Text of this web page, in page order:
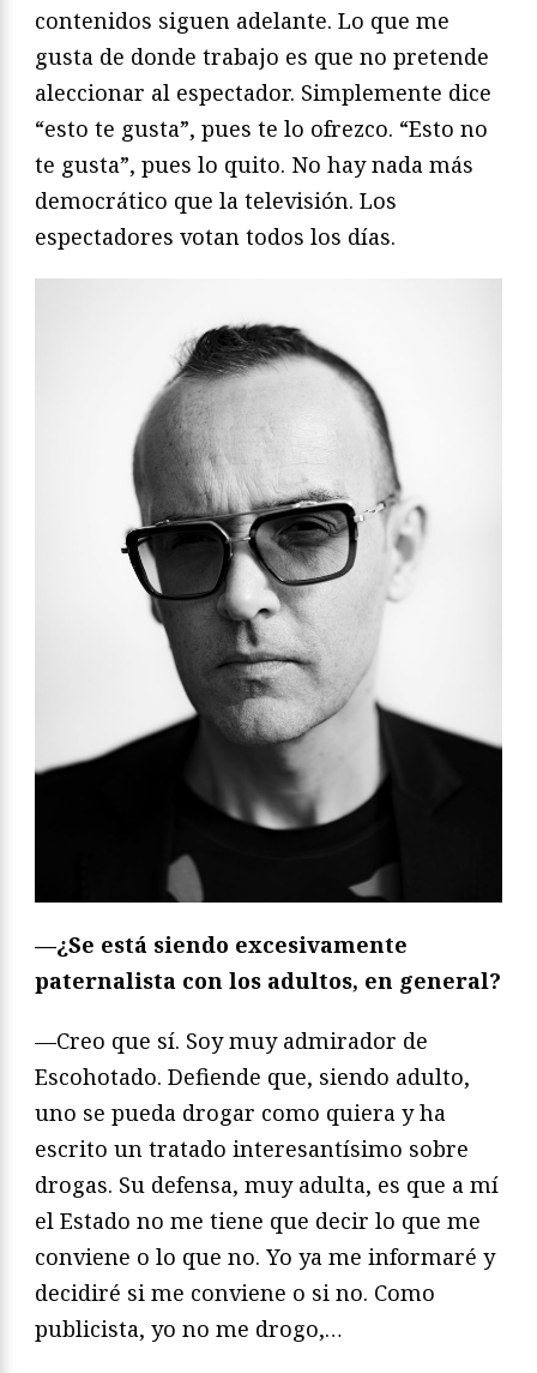
contenidos siguen adelante. Lo que me
gusta de donde trabajo es que no pretende
aleccionar al espectador. Simplemente dice
“esto te gusta”, pues te lo ofrezco. “Esto no
te gusta”, pues lo quito. No hay nada más
democrático que la televisión. Los
espectadores votan todos los días.
—¿Se está siendo excesivamente
paternalista con los adultos, en general?
—Creo que sí. Soy muy admirador de
Escohotado. Defiende que, siendo adulto,
uno se pueda drogar como quiera y ha
escrito un tratado interesantísimo sobre
drogas. Su defensa, muy adulta, es que a mí
el Estado no me tiene que decir lo que me
conviene o lo que no. Yo ya me informaré y
decidiré si me conviene o si no. Como
publicista, yo no me drogo,…